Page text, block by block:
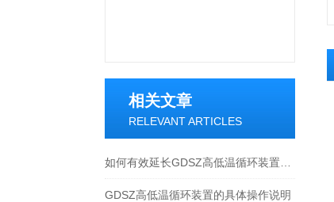
相关文章
RELEVANT ARTICLES
GDSZ高低温循环装置的具体操作说明